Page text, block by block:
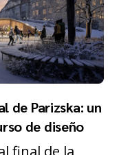
de Parizska: un
de diseño
final de la